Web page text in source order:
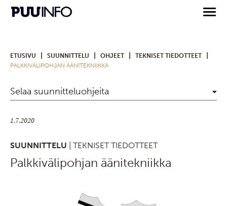
ETUSIVU SUUNNITTELU OHJEET TEKNISET TIEDOTTEET
PALKKIVÄLIPOHJAN ÄÄNITEKNIIKKA
Selaa suunnitteluohjeita
1.7.2020
SUUNNITTELU | TEKNISET TIEDOTTEET
Palkkivälipohjan äänitekniikka